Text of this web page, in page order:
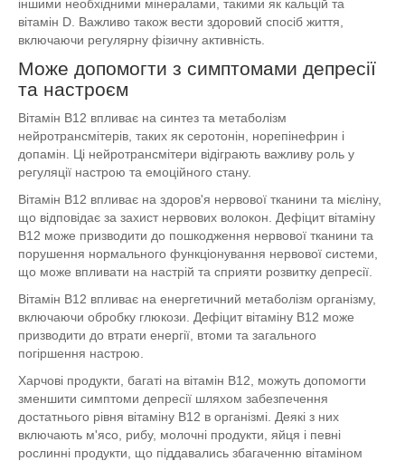
іншими необхідними мінералами, такими як кальцій та
вітамін D. Важливо також вести здоровий спосіб життя,
включаючи регулярну фізичну активність.
Може допомогти з симптомами депресії
та настроєм
Вітамін B12 впливає на синтез та метаболізм
нейротрансмітерів, таких як серотонін, норепінефрин і
допамін. Ці нейротрансмітери відіграють важливу роль у
регуляції настрою та емоційного стану.
Вітамін B12 впливає на здоров'я нервової тканини та мієліну,
що відповідає за захист нервових волокон. Дефіцит вітаміну
B12 може призводити до пошкодження нервової тканини та
порушення нормального функціонування нервової системи,
що може впливати на настрій та сприяти розвитку депресії.
Вітамін B12 впливає на енергетичний метаболізм організму,
включаючи обробку глюкози. Дефіцит вітаміну B12 може
призводити до втрати енергії, втоми та загального
погіршення настрою.
Харчові продукти, багаті на вітамін B12, можуть допомогти
зменшити симптоми депресії шляхом забезпечення
достатнього рівня вітаміну B12 в організмі. Деякі з них
включають м'ясо, рибу, молочні продукти, яйця і певні
рослинні продукти, що піддавались збагаченню вітаміном